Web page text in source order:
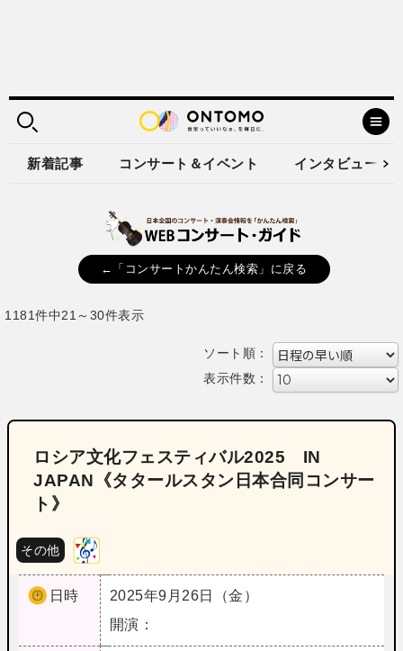
新着記事 コンサート＆イベント インタビュー
←「コンサートかんたん検索」に戻る
1181件中21～30件表示
ソート順：
表示件数：
ロシア文化フェスティバル2025 IN
JAPAN《タタールスタン日本合同コンサー
ト》
その他
日時
2025年9月26日（金）
開演：